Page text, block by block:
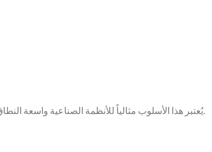
يُعتبر هذا الأسلوب مثالياً للأنظمة الصناعية واسعة النطاق، خصوصاً عند التعامل مع ملوثات يصعب إزالتها بالطرق الميكانيكية.